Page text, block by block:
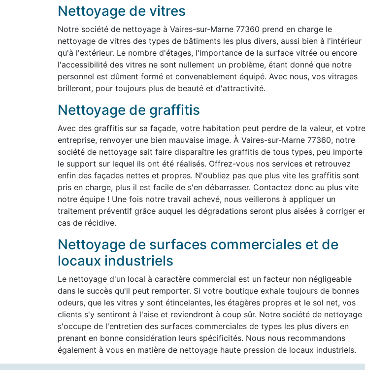
Nettoyage de vitres
Notre société de nettoyage à Vaires-sur-Marne 77360 prend en charge le
nettoyage de vitres des types de bâtiments les plus divers, aussi bien à l'intérieur
qu'à l'extérieur. Le nombre d'étages, l'importance de la surface vitrée ou encore
l'accessibilité des vitres ne sont nullement un problème, étant donné que notre
personnel est dûment formé et convenablement équipé. Avec nous, vos vitrages
brilleront, pour toujours plus de beauté et d'attractivité.
Nettoyage de graffitis
Avec des graffitis sur sa façade, votre habitation peut perdre de la valeur, et votre
entreprise, renvoyer une bien mauvaise image. À Vaires-sur-Marne 77360, notre
société de nettoyage sait faire disparaître les graffitis de tous types, peu importe
le support sur lequel ils ont été réalisés. Offrez-vous nos services et retrouvez
enfin des façades nettes et propres. N'oubliez pas que plus vite les graffitis sont
pris en charge, plus il est facile de s'en débarrasser. Contactez donc au plus vite
notre équipe ! Une fois notre travail achevé, nous veillerons à appliquer un
traitement préventif grâce auquel les dégradations seront plus aisées à corriger
cas de récidive.
Nettoyage de surfaces commerciales et de
locaux industriels
Le nettoyage d'un local à caractère commercial est un facteur non négligeable
dans le succès qu'il peut remporter. Si votre boutique exhale toujours de bonnes
odeurs, que les vitres y sont étincelantes, les étagères propres et le sol net, vos
clients s'y sentiront à l'aise et reviendront à coup sûr. Notre société de nettoyage
s'occupe de l'entretien des surfaces commerciales de types les plus divers en
prenant en bonne considération leurs spécificités. Nous nous recommandons
également à vous en matière de nettoyage haute pression de locaux industriels.